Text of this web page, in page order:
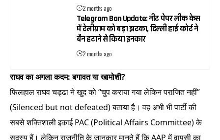
2 months ago
Telegram Ban Update: नीट पेपर लीक केस
में टेलीग्राम को बड़ा झटका, दिल्ली हाई कोर्ट ने
बैन हटाने से किया इनकार
2 months ago
राघव का अगला कदम: बगावत या खामोशी?
फिलहाल राघव चड्ढा ने खुद को “चुप कराया गया लेकिन पराजित नहीं”
(Silenced but not defeated) बताया है। वह अभी भी पार्टी की
सबसे शक्तिशाली इकाई PAC (Political Affairs Committee) के
सदस्य हैं। लेकिन राजनीति के जानकार मानते हैं कि AAP में वापसी का